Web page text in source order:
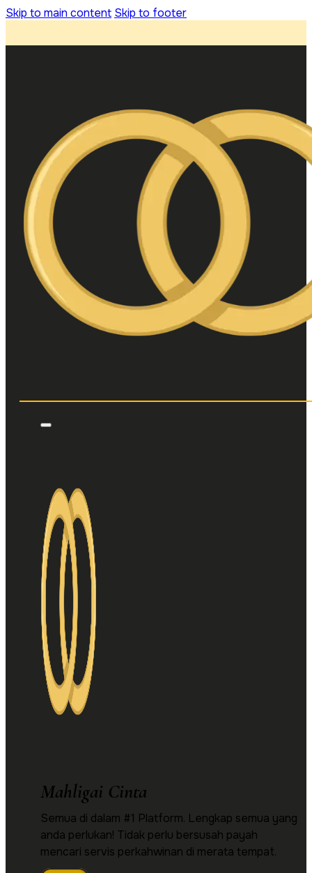
Skip to main content Skip to footer
Mahligai Cinta
Semua di dalam #1 Platform. Lengkap semua yang
anda perlukan! Tidak perlu bersusah payah
mencari servis perkahwinan di merata tempat.